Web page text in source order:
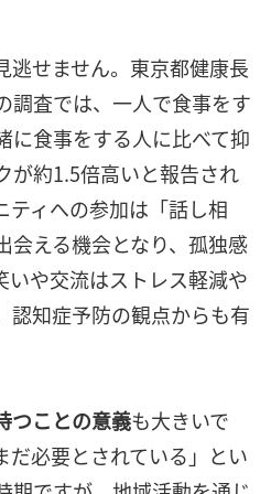
逃せません。東京都健康長
調査では、一人で食事をす
に食事をする人に比べて抑
が約1.5倍高いと報告され
ティへの参加は「話し相
会える機会となり、孤独感
いや交流はストレス軽減や
認知症予防の観点からも有
つことの意義も大きいで
だ必要とされている」とい